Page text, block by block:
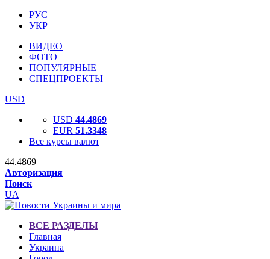
РУС
УКР
ВИДЕО
ФОТО
ПОПУЛЯРНЫЕ
СПЕЦПРОЕКТЫ
USD
USD 44.4869
EUR 51.3348
Все курсы валют
44.4869
Авторизация
Поиск
UA
ВСЕ РАЗДЕЛЫ
Главная
Украина